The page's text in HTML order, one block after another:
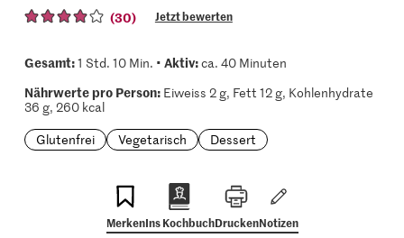
(30) Jetzt bewerten
Gesamt:1 Std. 10 Min. • Aktiv:ca. 40 Minuten
Nährwerte pro Person:Eiweiss 2 g, Fett 12 g, Kohlenhydrate
36 g, 260 kcal
Glutenfrei
Vegetarisch Dessert
MerkenIns KochbuchDruckenNotizen